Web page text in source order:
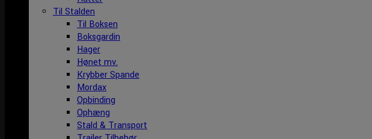
Til Stalden
Til Boksen
Boksgardin
Hager
Hønet mv.
Krybber Spande
Mordax
Opbinding
Ophæng
Stald & Transport